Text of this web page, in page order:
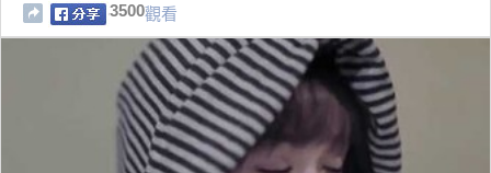
3500觀看